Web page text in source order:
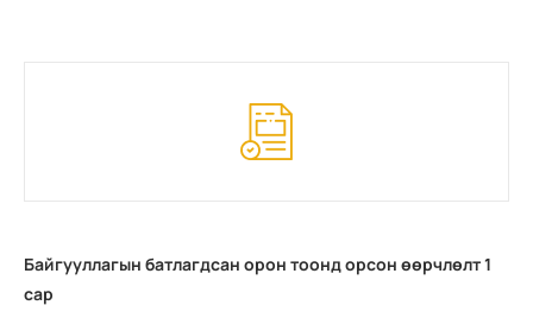
Байгууллагын батлагдсан орон тоонд орсон өөрчлөлт 1
сар